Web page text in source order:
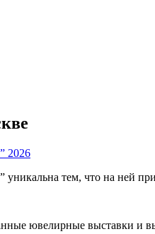
2026
тем, что на ней
ювелирные выставки